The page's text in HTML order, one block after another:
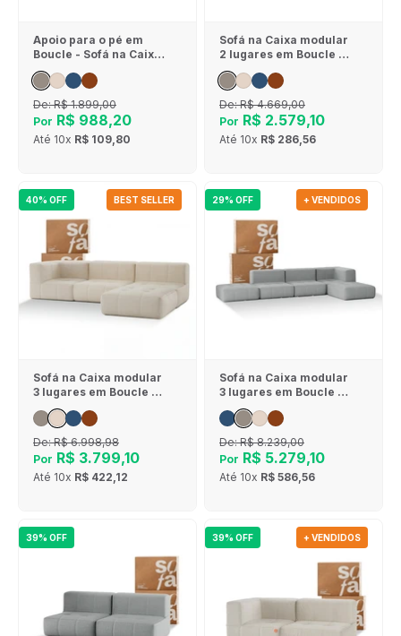
Apoio para o pé em
Boucle - Sofá na Caixa
- Cinza
De:R$ 1.899,00
Por R$ 988,20
Até 10x R$ 109,80
Sofá na Caixa modular
2 lugares em Boucle - 1
De:R$ 4.669,00
Por R$ 2.579,10
Até 10x R$ 286,56
40% OFF BEST SELLER
Sofá na Caixa modular
3 lugares em Boucle - 1
Braço com Chaise -
Linho
De:R$ 6.998,98
Por R$ 3.799,10
Até 10x R$ 422,12
29% OFF + VENDIDOS
Sofá na Caixa modular
3 lugares em Boucle - 1
Braço com 2 Chaises -
Cinza
De:R$ 8.239,00
Por R$ 5.279,10
Até 10x R$ 586,56
39% OFF 39% OFF + VENDIDOS